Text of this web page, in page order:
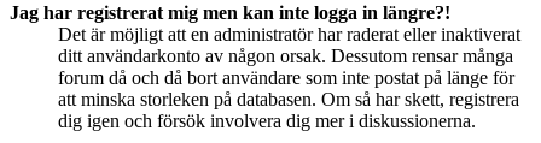
Jag har registrerat mig men kan inte logga in längre?!
Det är möjligt att en administratör har raderat eller inaktiverat
ditt användarkonto av någon orsak. Dessutom rensar många
forum då och då bort användare som inte postat på länge för
att minska storleken på databasen. Om så har skett, registrera
dig igen och försök involvera dig mer i diskussionerna.